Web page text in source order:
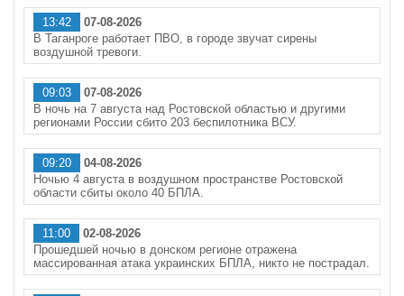
13:42
07-08-2026
В Таганроге работает ПВО, в городе звучат сирены
воздушной тревоги.
09:03
07-08-2026
В ночь на 7 августа над Ростовской областью и другими
регионами России сбито 203 беспилотника ВСУ.
09:20
04-08-2026
Ночью 4 августа в воздушном пространстве Ростовской
области сбиты около 40 БПЛА.
11:00
02-08-2026
Прошедшей ночью в донском регионе отражена
массированная атака украинских БПЛА, никто не пострадал.